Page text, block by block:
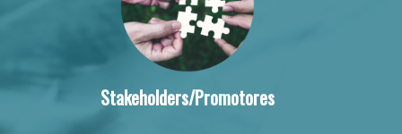
Stakeholders/Promotores